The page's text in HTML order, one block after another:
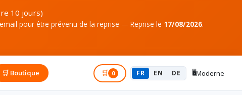
10 jours)
pour être prévenu de la reprise — Reprise le 17/08/2026.
🛒 Boutique 🛒 0 FR EN DE 🖥️Moderne